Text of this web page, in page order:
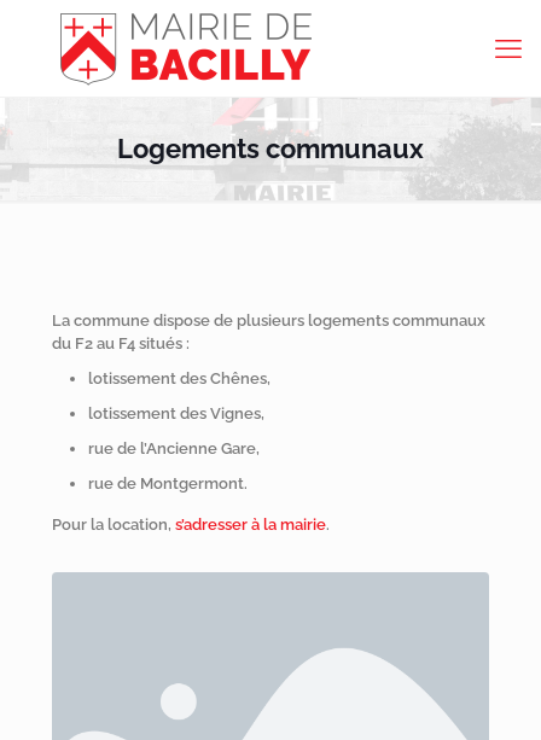
Logements communaux
La commune dispose de plusieurs logements communaux
du F2 au F4 situés :
lotissement des Chênes,
lotissement des Vignes,
rue de l’Ancienne Gare,
rue de Montgermont.
Pour la location, s’adresser à la mairie.